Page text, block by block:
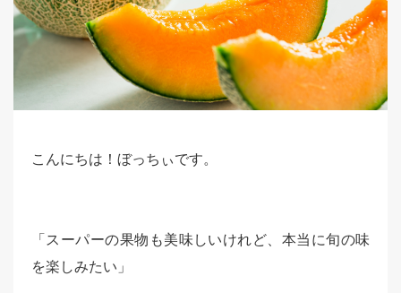
こんにちは！ぼっちぃです。
「スーパーの果物も美味しいけれど、本当に旬の味
を楽しみたい」